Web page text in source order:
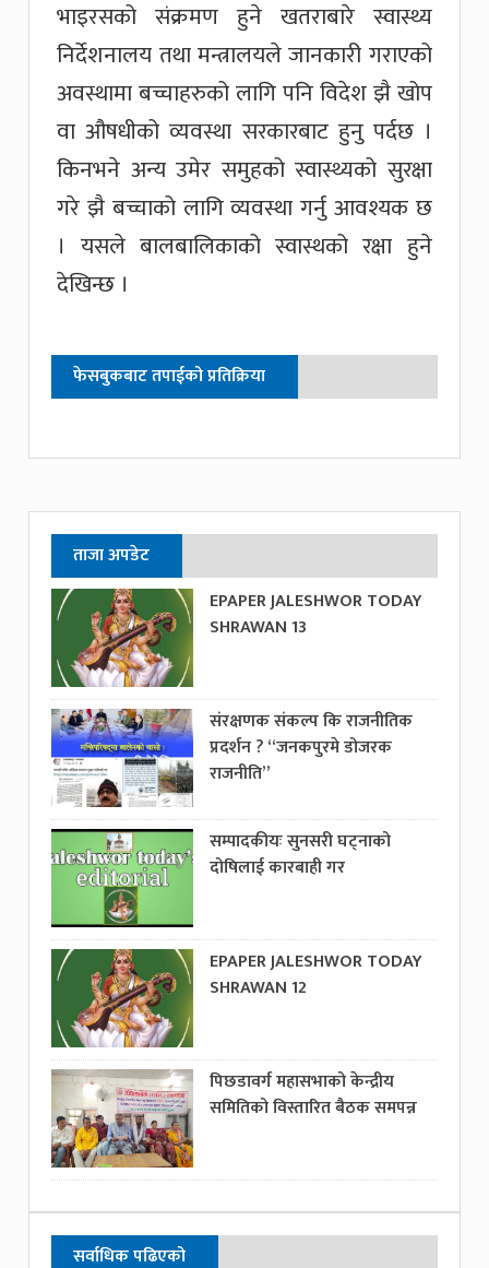
भाइरसको संक्रमण हुने खतराबारे स्वास्थ्य
निर्देशनालय तथा मन्त्रालयले जानकारी गराएको
अवस्थामा बच्चाहरुको लागि पनि विदेश झै खोप
वा औषधीको व्यवस्था सरकारबाट हुनु पर्दछ ।
किनभने अन्य उमेर समुहको स्वास्थ्यको सुरक्षा
गरे झै बच्चाको लागि व्यवस्था गर्नु आवश्यक छ
। यसले बालबालिकाको स्वास्थको रक्षा हुने
देखिन्छ ।
फेसबुकबाट तपाईको प्रतिक्रिया
ताजा अपडेट
EPAPER JALESHWOR TODAY
SHRAWAN 13
संरक्षणक संकल्प कि राजनीतिक
प्रदर्शन ? “जनकपुरमे डोजरक
राजनीति”
सम्पादकीयः सुनसरी घट्नाको
दोषिलाई कारबाही गर
EPAPER JALESHWOR TODAY
SHRAWAN 12
पिछडावर्ग महासभाको केन्द्रीय
समितिको विस्तारित बैठक समपन्न
सर्वाधिक पढिएको